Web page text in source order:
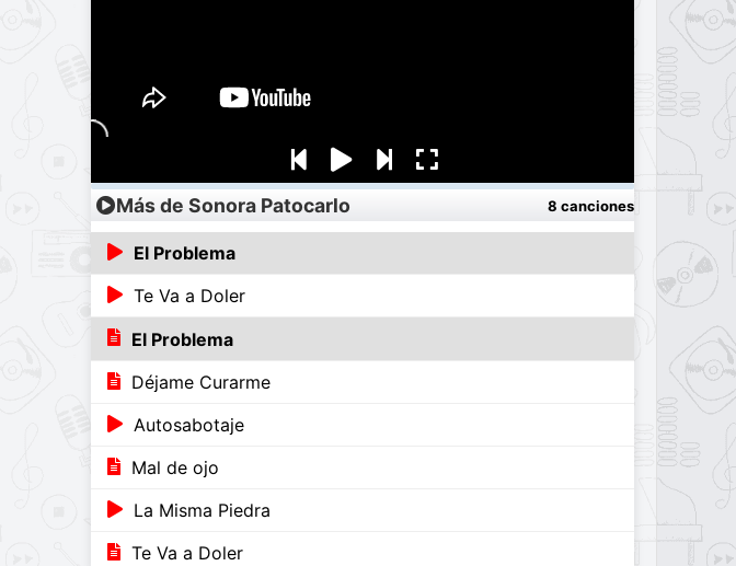
Más de Sonora Patocarlo 8 canciones
El Problema
Te Va a Doler
El Problema
Déjame Curarme
Autosabotaje
Mal de ojo
La Misma Piedra
Te Va a Doler